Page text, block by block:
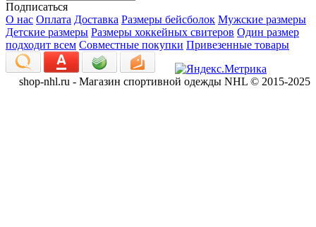
Подписаться
О нас Оплата Доставка Размеры бейсболок Мужские размеры
Детские размеры Размеры хоккейных свитеров Один размер
подходит всем Совместные покупки Привезенные товары
shop-nhl.ru - Магазин спортивной одежды NHL © 2015-2025